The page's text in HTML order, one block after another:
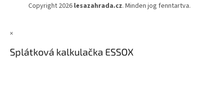
Copyright 2026 lesazahrada.cz. Minden jog fenntartva.
×
Splátková kalkulačka ESSOX